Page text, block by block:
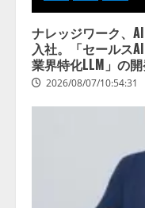
ナレッジワーク、
入社。「セールス
業界特化LLM」の
2026/08/07/10:54:31